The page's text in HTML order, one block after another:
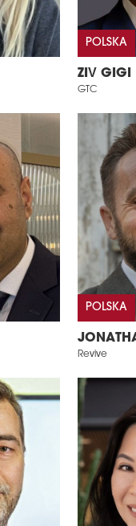
POLSKA
ZIV GIGI
GTC
POLSKA
Revive